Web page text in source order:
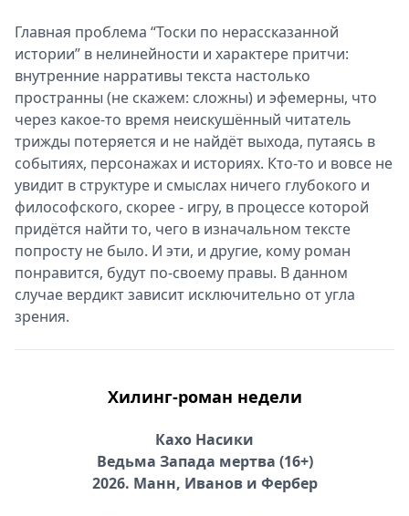
Главная проблема “Тоски по нерассказанной
истории” в нелинейности и характере притчи:
внутренние нарративы текста настолько
пространны (не скажем: сложны) и эфемерны, что
через какое-то время неискушённый читатель
трижды потеряется и не найдёт выхода, путаясь в
событиях, персонажах и историях. Кто-то и вовсе не
увидит в структуре и смыслах ничего глубокого и
философского, скорее - игру, в процессе которой
придётся найти то, чего в изначальном тексте
попросту не было. И эти, и другие, кому роман
понравится, будут по-своему правы. В данном
случае вердикт зависит исключительно от угла
зрения.
Хилинг-роман недели
Кахо Насики
Ведьма Запада мертва (16+)
2026. Манн, Иванов и Фербер